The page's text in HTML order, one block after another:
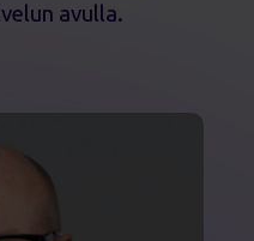
avulla.